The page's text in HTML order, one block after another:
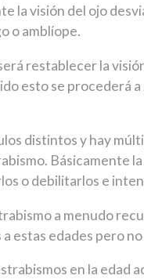
la visión del ojo
o amblíope.
restablecer la
esto se procederá
distintos y hay
Básicamente
o debilitarlos e
a menudo
estas edades pero
en la edad